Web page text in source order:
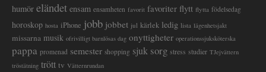
humör eländet ensam ensamheten favorit favoriter flytt flytta födelsedag
horoskop hosta iPhone jobb jobbet jul kärlek ledig lista lägenhetsjakt
missarna musik ofrivilligt barnlösas dag onyttigheter operationssjuksköterska
pappa promenad semester shopping sjuk sorg stress studier TJejvättern
tröstätning trött tv Vätternrundan